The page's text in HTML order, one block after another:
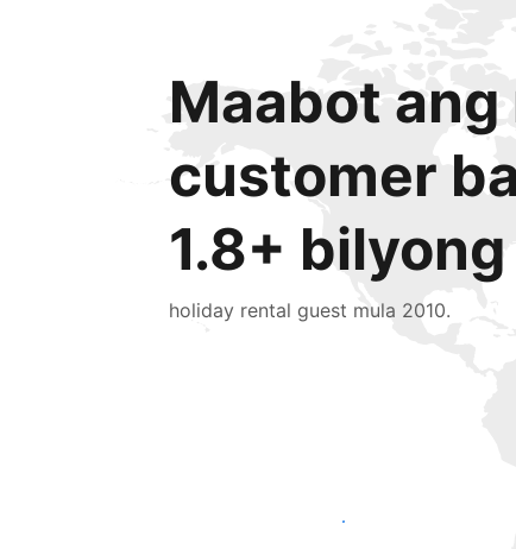
Maabot
customer
1.8+ bilyong
holiday rental guest mula 2010.
Makaabot ng mga bagong guest ngayon